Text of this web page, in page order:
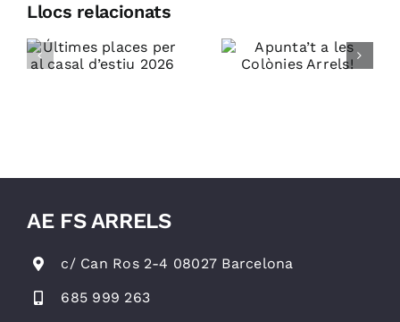
Llocs relacionats
Apunta’t a
les
perdis les
AE FS ARRELS
c/ Can Ros 2-4 08027 Barcelona
685 999 263